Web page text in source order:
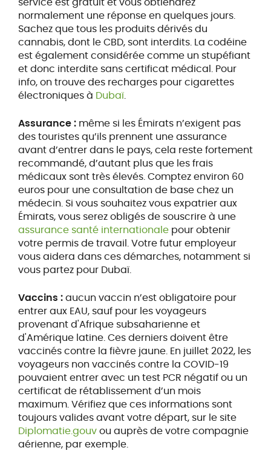
normalement une réponse en quelques jours.
Sachez que tous les produits dérivés du
cannabis, dont le CBD, sont interdits. La codéine
est également considérée comme un stupéfiant
et donc interdite sans certificat médical. Pour
info, on trouve des recharges pour cigarettes
électroniques à Dubaï.
Assurance : même si les Émirats n’exigent pas
des touristes qu’ils prennent une assurance
avant d’entrer dans le pays, cela reste fortement
recommandé, d’autant plus que les frais
médicaux sont très élevés. Comptez environ 60
euros pour une consultation de base chez un
médecin. Si vous souhaitez vous expatrier aux
Émirats, vous serez obligés de souscrire à une
assurance santé internationalepour obtenir
votre permis de travail. Votre futur employeur
vous aidera dans ces démarches, notamment si
vous partez pour Dubaï.
Vaccins :aucun vaccin n’est obligatoire pour
entrer aux EAU, sauf pour les voyageurs
provenant d'Afrique subsaharienne et
d'Amérique latine. Ces derniers doivent être
vaccinés contre la fièvre jaune. En juillet 2022, les
voyageurs non vaccinés contre la COVID-19
pouvaient entrer avec un test PCR négatif ou un
certificat de rétablissement d’un mois
maximum. Vérifiez que ces informations sont
toujours valides avant votre départ, sur le site
Diplomatie.gouvou auprès de votre compagnie
aérienne, par exemple.